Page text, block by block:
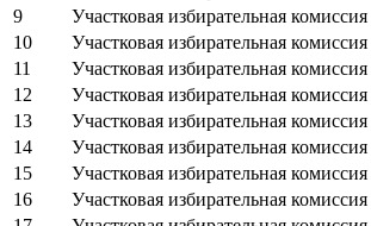
9
Участковая избирательная
10
Участковая избирательная
11
Участковая избирательная
12
Участковая избирательная
13
Участковая избирательная
14
Участковая избирательная
15
Участковая избирательная
16
Участковая избирательная